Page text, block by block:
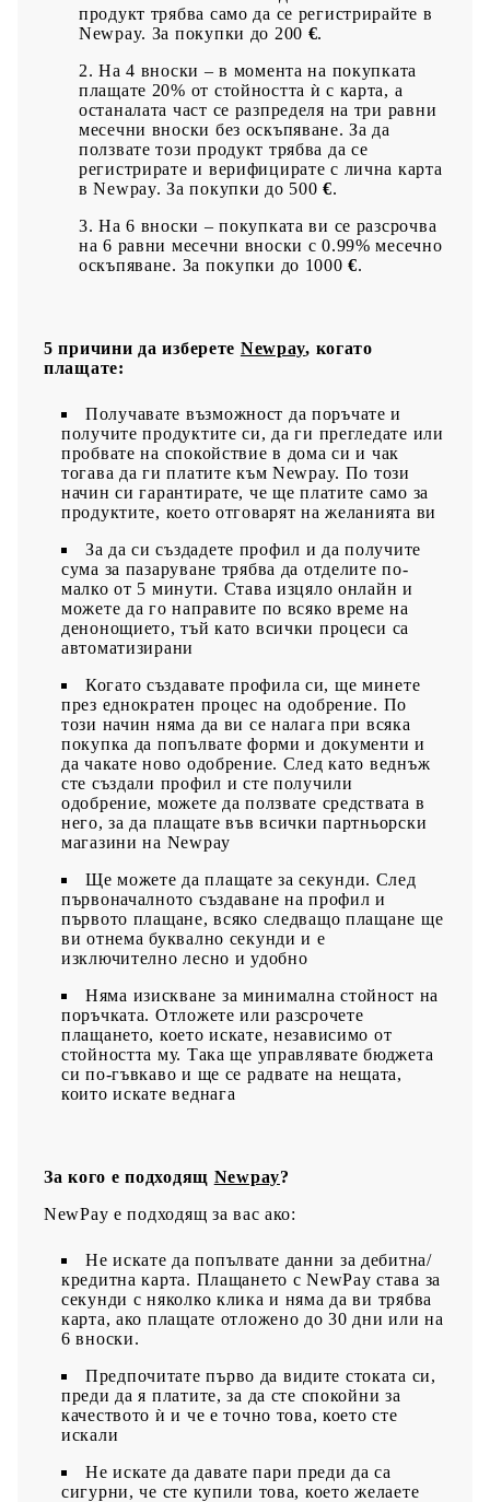
продукт трябва само да се регистрирайте в
Newpay. За покупки до 200 €.
На 4 вноски – в момента на покупката
плащате 20% от стойността ѝ с карта, а
останалата част се разпределя на три равни
месечни вноски без оскъпяване. За да
ползвате този продукт трябва да се
регистрирате и верифицирате с лична карта
в Newpay. За покупки до 500€.
На 6 вноски – покупката ви се разсрочва
на 6 равни месечни вноски с 0.99% месечно
оскъпяване. За покупки до 1000€.
5 причини да изберете Newpay, когато
плащате:
Получавате възможност да поръчате и
получите продуктите си, да ги прегледате или
пробвате на спокойствие в дома си и чак
тогава да ги платите към Newpay. По този
начин си гарантирате, че ще платите само за
продуктите, което отговарят на желанията ви
За да си създадете профил и да получите
сума за пазаруване трябва да отделите по-
малко от 5 минути. Става изцяло онлайн и
можете да го направите по всяко време на
денонощието, тъй като всички процеси са
автоматизирани
Когато създавате профила си, ще минете
през еднократен процес на одобрение. По
този начин няма да ви се налага при всяка
покупка да попълвате форми и документи и
да чакате ново одобрение. След като веднъж
сте създали профил и сте получили
одобрение, можете да ползвате средствата в
него, за да плащате във всички партньорски
магазини на Newpay
Ще можете да плащате за секунди. След
първоначалното създаване на профил и
първото плащане, всяко следващо плащане ще
ви отнема буквално секунди и е
изключително лесно и удобно
Няма изискване за минимална стойност на
поръчката. Отложете или разсрочете
плащането, което искате, независимо от
стойността му. Така ще управлявате бюджета
си по-гъвкаво и ще се радвате на нещата,
които искате веднага
За кого е подходящ Newpay?
NewPay е подходящ за вас ако:
Не искате да попълвате данни за дебитна/
кредитна карта. Плащането с NewPay става за
секунди с няколко клика и няма да ви трябва
карта, ако плащате отложено до 30 дни или на
6 вноски.
Предпочитате първо да видите стоката си,
преди да я платите, за да сте спокойни за
качеството ѝ и че е точно това, което сте
искали
Не искате да давате пари преди да са
сигурни, че сте купили това, което желаете